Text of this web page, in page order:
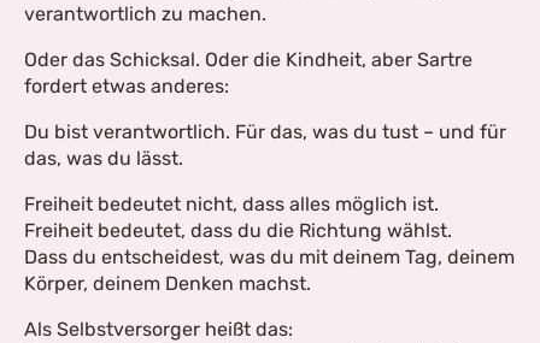
verantwortlich zu machen.
Oder das Schicksal. Oder die Kindheit, aber Sartre
fordert etwas anderes:
Du bist verantwortlich. Für das, was du tust – und für
das, was du lässt.
Freiheit bedeutet nicht, dass alles möglich ist.
Freiheit bedeutet, dass du die Richtung wählst.
Dass du entscheidest, was du mit deinem Tag, deinem
Körper, deinem Denken machst.
Als Selbstversorger heißt das: